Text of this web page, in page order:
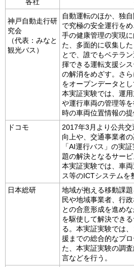
神戸自動走行研
究会
（代表：みなと
観光バス）
自動運転のほか、独
で究極の安全運行を
手の健康管理の実現
た、多面的に収集し
とで、誰でもベテラ
揮できる運転支援シ
の解消をめざす。さ
をオープンデータとし
本実証実験では、運
や運行車両の管理等
時の車両位置情報の提
ドコモ
2017年3月より公共
向上や、交通事業者
「AI運行バス」の実
題の解決となるサー
本実証実験では、車
ス等のICTシステムを
日本総研
地域が抱える移動課
民や地域事業者、行
との合意形成を進め
を駆使して解決でき
る。本実証実験では
援までの総合的なプ
た、本実証実験の調
言などを行う。